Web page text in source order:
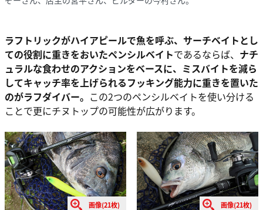
ラフトリックがハイアピールで魚を呼ぶ、サーチベイトとし
ての役割に重きをおいたペンシルベイトであるならば、 ナチ
ュラルな食わせのアクションをベースに、ミスバイトを減ら
してキャッチ率を上げられるフッキング能力に重きを置いた
のがラフダイバー。 この2つのペンシルベイトを使い分ける
ことで更にチヌトップの可能性が広がります。
画像(21枚) 画像(21枚)